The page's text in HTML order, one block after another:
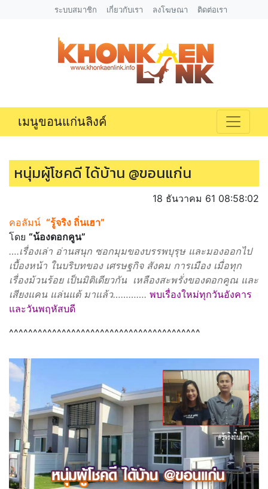
ระบบสมาชิก เกี่ยวกับเรา ลงโฆษณา ติดต่อเรา
เมนูขอนแก่นลิงค์
หนุ่มผู้โชคดี ได้บ้าน @ขอนแก่น
18 ธันวาคม 61 08:58:02
คอลัมน์ “รู้จริง ถิ่นเฮา”
โดย “น้องดอกคูน”
….เรื่องเล่า อ่านสนุก ซอกมุมของบรรพบุรุษ และมองออกไป
เบื้องหน้า ในบริบทของ เศรษฐกิจ สังคม การเมือง เมื่อทุก
เรื่องม้วนร้อย เป็นมิติเดียวกัน เหลืองสะพรั่งของดอกคูณ และ
เสียงแคน แล่นแต้ มาแล้ว…………. พบเรื่องใหม่ทุกวันอังคาร
และวันพฤหัสบดี
^^^^^^^^^^^^^^^^^^^^^^^^^^^^^^^^^^^^^^^^